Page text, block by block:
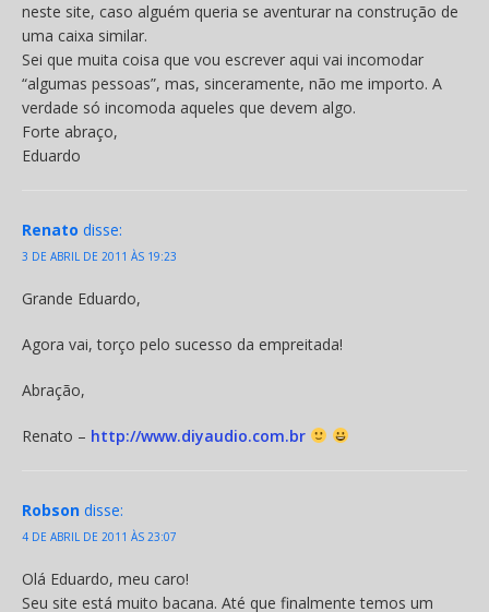
neste site, caso alguém queria se aventurar na construção de
uma caixa similar.
Sei que muita coisa que vou escrever aqui vai incomodar
“algumas pessoas”, mas, sinceramente, não me importo. A
verdade só incomoda aqueles que devem algo.
Forte abraço,
Eduardo
Renato disse:
3 DE ABRIL DE 2011 ÀS 19:23
Grande Eduardo,
Agora vai, torço pelo sucesso da empreitada!
Abração,
Renato – http://www.diyaudio.com.br
Robson disse:
4 DE ABRIL DE 2011 ÀS 23:07
Olá Eduardo, meu caro!
Seu site está muito bacana. Até que finalmente temos um